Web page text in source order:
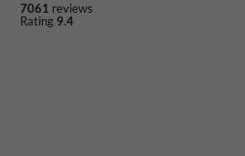
7061 reviews
Rating 9.4